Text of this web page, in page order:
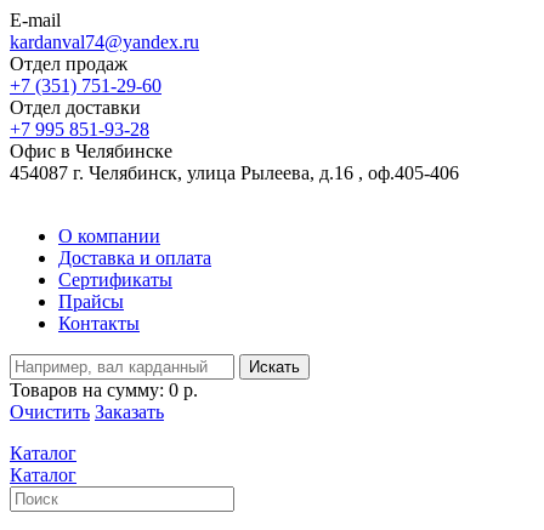
E-mail
kardanval74@yandex.ru
Отдел продаж
+7 (351) 751-29-60
Отдел доставки
+7 995 851-93-28
Офис в Челябинске
454087 г. Челябинск, улица Рылеева, д.16 , оф.405-406
О компании
Доставка и оплата
Сертификаты
Прайсы
Контакты
Искать
Товаров на сумму: 0 р.
Очистить Заказать
Каталог
Каталог